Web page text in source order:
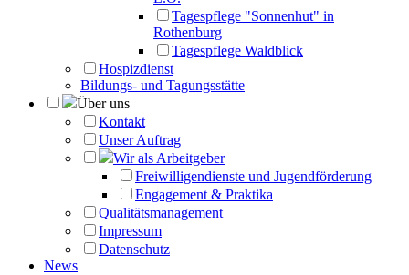
Tagespflege "Sonnenhut" in
Rothenburg
Tagespflege Waldblick
Hospizdienst
Bildungs- und Tagungsstätte
Über uns
Kontakt
Unser Auftrag
Wir als Arbeitgeber
Freiwilligendienste und Jugendförderung
Engagement & Praktika
Qualitätsmanagement
Impressum
Datenschutz
News